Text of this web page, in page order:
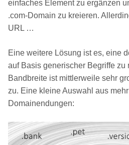
einfaches Element zu ergänzen
.com-Domain zu kreieren.
URL …
Eine weitere Lösung ist es, eine
auf Basis generischer Begriffe zu
Bandbreite ist mittlerweile sehr
zu. Eine kleine Auswahl aus
Domainendungen: